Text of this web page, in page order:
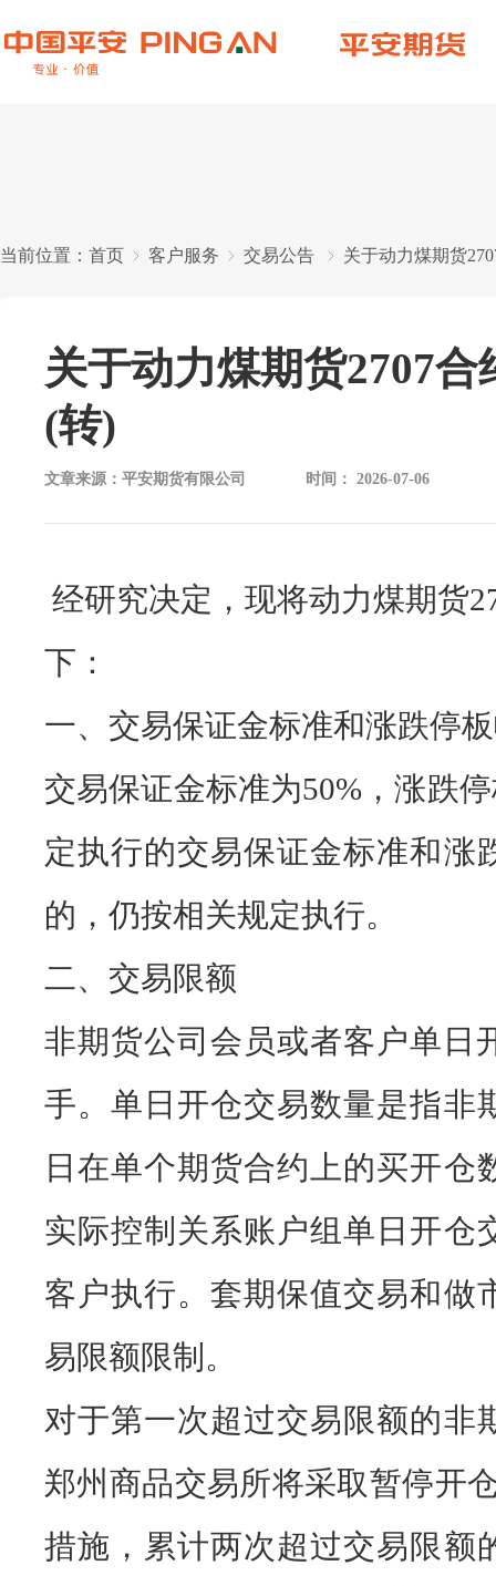
当前位置： 首页 客户服务 交易公告 关于动力煤期货
关于动力煤期货2707
(转)
文章来源： 平安期货有限公司 时间： 2026-07-06
经研究决定，现将动力煤期货
下：
一、交易保证金标准和涨跌停
交易保证金标准为50%，涨跌
定执行的交易保证金标准和涨
的，仍按相关规定执行。
二、交易限额
非期货公司会员或者客户单日
手。单日开仓交易数量是指非
日在单个期货合约上的买开仓
实际控制关系账户组单日开仓
客户执行。套期保值交易和做
易限额限制。
对于第一次超过交易限额的非
郑州商品交易所将采取暂停开
措施，累计两次超过交易限额